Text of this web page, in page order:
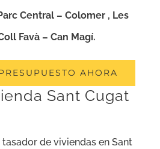
Central – Colomer , Les
Favà – Can Magí.
AHORA
Sant Cugat
de viviendas en Sant